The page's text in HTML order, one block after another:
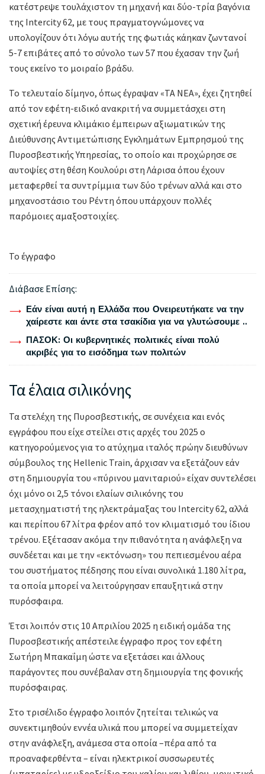
κατέστρεψε τουλάχιστον τη μηχανή και δύο-τρία βαγόνια
της Intercity 62, με τους πραγματογνώμονες να
υπολογίζουν ότι λόγω αυτής της φωτιάς κάηκαν ζωντανοί
5-7 επιβάτες από το σύνολο των 57 που έχασαν την ζωή
τους εκείνο το μοιραίο βράδυ.
Το τελευταίο δίμηνο, όπως έγραψαν «ΤΑ ΝΕΑ», έχει ζητηθεί
από τον εφέτη-ειδικό ανακριτή να συμμετάσχει στη
σχετική έρευνα κλιμάκιο έμπειρων αξιωματικών της
Διεύθυνσης Αντιμετώπισης Εγκλημάτων Εμπρησμού της
Πυροσβεστικής Υπηρεσίας, το οποίο και προχώρησε σε
αυτοψίες στη θέση Κουλούρι στη Λάρισα όπου έχουν
μεταφερθεί τα συντρίμμια των δύο τρένων αλλά και στο
μηχανοστάσιο του Ρέντη όπου υπάρχουν πολλές
παρόμοιες αμαξοστοιχίες.
Το έγγραφο
Διάβασε Επίσης:
Εάν είναι αυτή η Ελλάδα που Ονειρευτήκατε να την
χαίρεστε και άντε στα τσακίδια για να γλυτώσουμε ..
ΠΑΣΟΚ: Οι κυβερνητικές πολιτικές είναι πολύ
ακριβές για το εισόδημα των πολιτών
Τα έλαια σιλικόνης
Τα στελέχη της Πυροσβεστικής, σε συνέχεια και ενός
εγγράφου που είχε στείλει στις αρχές του 2025 ο
κατηγορούμενος για το ατύχημα ιταλός πρώην διευθύνων
σύμβουλος της Hellenic Train, άρχισαν να εξετάζουν εάν
στη δημιουργία του «πύρινου μανιταριού» είχαν συντελέσει
όχι μόνο οι 2,5 τόνοι ελαίων σιλικόνης του
μετασχηματιστή της ηλεκτράμαξας του Intercity 62, αλλά
και περίπου 67 λίτρα φρέον από τον κλιματισμό του ίδιου
τρένου. Εξέτασαν ακόμα την πιθανότητα η ανάφλεξη να
συνδέεται και με την «εκτόνωση» του πεπιεσμένου αέρα
του συστήματος πέδησης που είναι συνολικά 1.180 λίτρα,
τα οποία μπορεί να λειτούργησαν επαυξητικά στην
πυρόσφαιρα.
Έτσι λοιπόν στις 10 Απριλίου 2025 η ειδική ομάδα της
Πυροσβεστικής απέστειλε έγγραφο προς τον εφέτη
Σωτήρη Μπακαΐμη ώστε να εξετάσει και άλλους
παράγοντες που συνέβαλαν στη δημιουργία της φονικής
πυρόσφαιρας.
Στο τρισέλιδο έγγραφο λοιπόν ζητείται τελικώς να
συνεκτιμηθούν εννέα υλικά που μπορεί να συμμετείχαν
στην ανάφλεξη, ανάμεσα στα οποία –πέρα από τα
προαναφερθέντα – είναι ηλεκτρικοί συσσωρευτές